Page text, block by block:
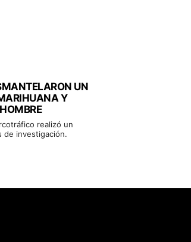
UN
Y
realizó un
de investigación.